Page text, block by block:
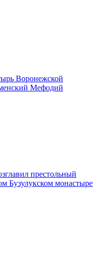
Воронежской
Мефодий
престольный
Бузулукском монастыре